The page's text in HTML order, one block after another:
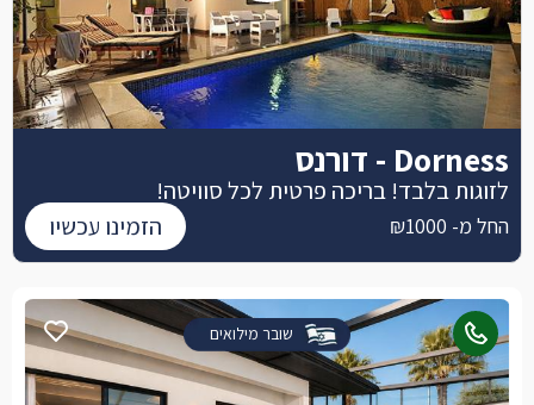
שובר מילואים
Dorness - דורנס
לזוגות בלבד! בריכה פרטית לכל סוויטה!
החל מ- ₪1000 הזמינו עכשיו